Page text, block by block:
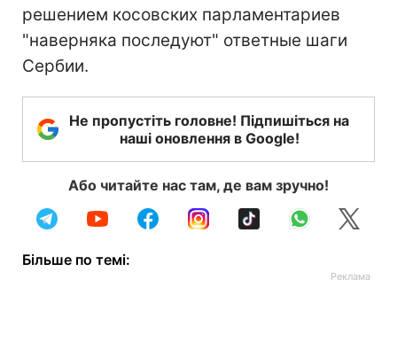
решением косовских парламентариев
"наверняка последуют" ответные шаги
Сербии.
Не пропустіть головне! Підпишіться на
наші оновлення в Google!
Або читайте нас там, де вам зручно!
Більше по темі: